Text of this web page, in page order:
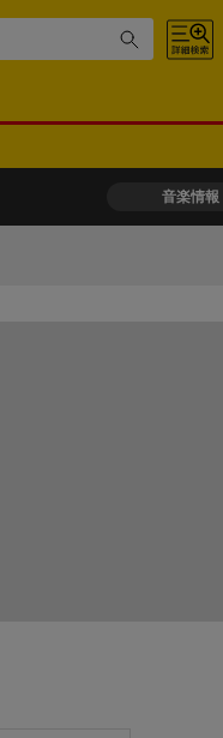
音楽情報